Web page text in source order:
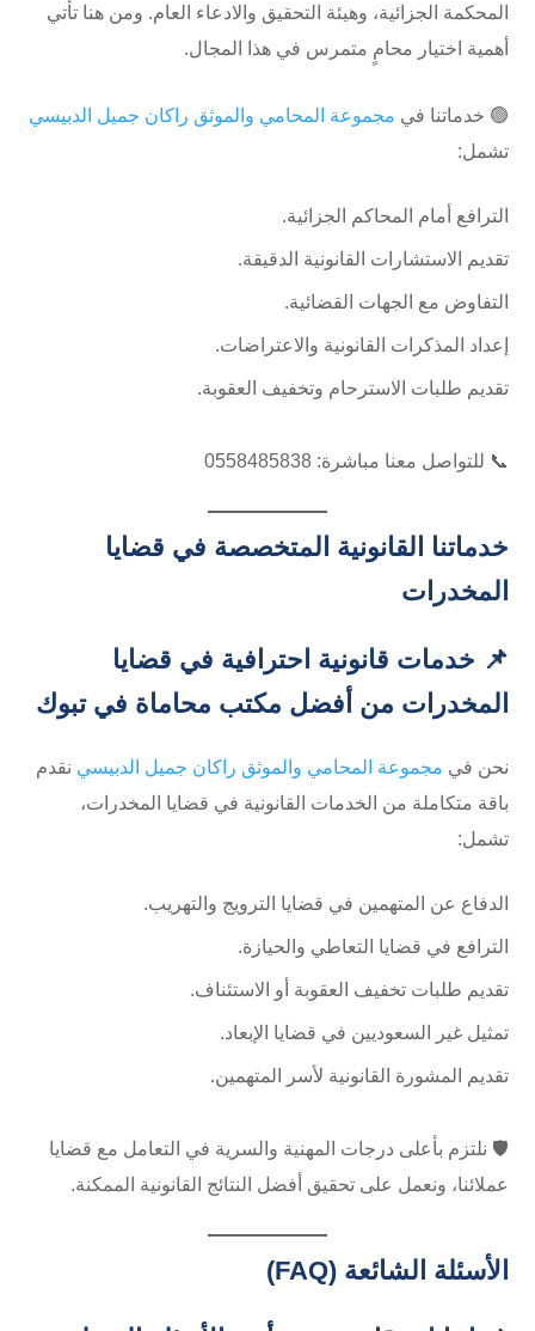
المحكمة الجزائية، وهيئة التحقيق والادعاء العام. ومن هنا تأتي
أهمية اختيار محامٍ متمرس في هذا المجال.
🟢 خدماتنا في مجموعة المحامي والموثق راكان جميل الدبيسي
تشمل:
الترافع أمام المحاكم الجزائية.
تقديم الاستشارات القانونية الدقيقة.
التفاوض مع الجهات القضائية.
إعداد المذكرات القانونية والاعتراضات.
تقديم طلبات الاسترحام وتخفيف العقوبة.
📞 للتواصل معنا مباشرة: 0558485838
خدماتنا القانونية المتخصصة في قضايا
المخدرات
📌 خدمات قانونية احترافية في قضايا
المخدرات من أفضل مكتب محاماة في تبوك
نحن في مجموعة المحامي والموثق راكان جميل الدبيسي نقدم
باقة متكاملة من الخدمات القانونية في قضايا المخدرات،
تشمل:
الدفاع عن المتهمين في قضايا الترويج والتهريب.
الترافع في قضايا التعاطي والحيازة.
تقديم طلبات تخفيف العقوبة أو الاستئناف.
تمثيل غير السعوديين في قضايا الإبعاد.
تقديم المشورة القانونية لأسر المتهمين.
🛡️ نلتزم بأعلى درجات المهنية والسرية في التعامل مع قضايا
عملائنا، ونعمل على تحقيق أفضل النتائج القانونية الممكنة.
الأسئلة الشائعة (FAQ)